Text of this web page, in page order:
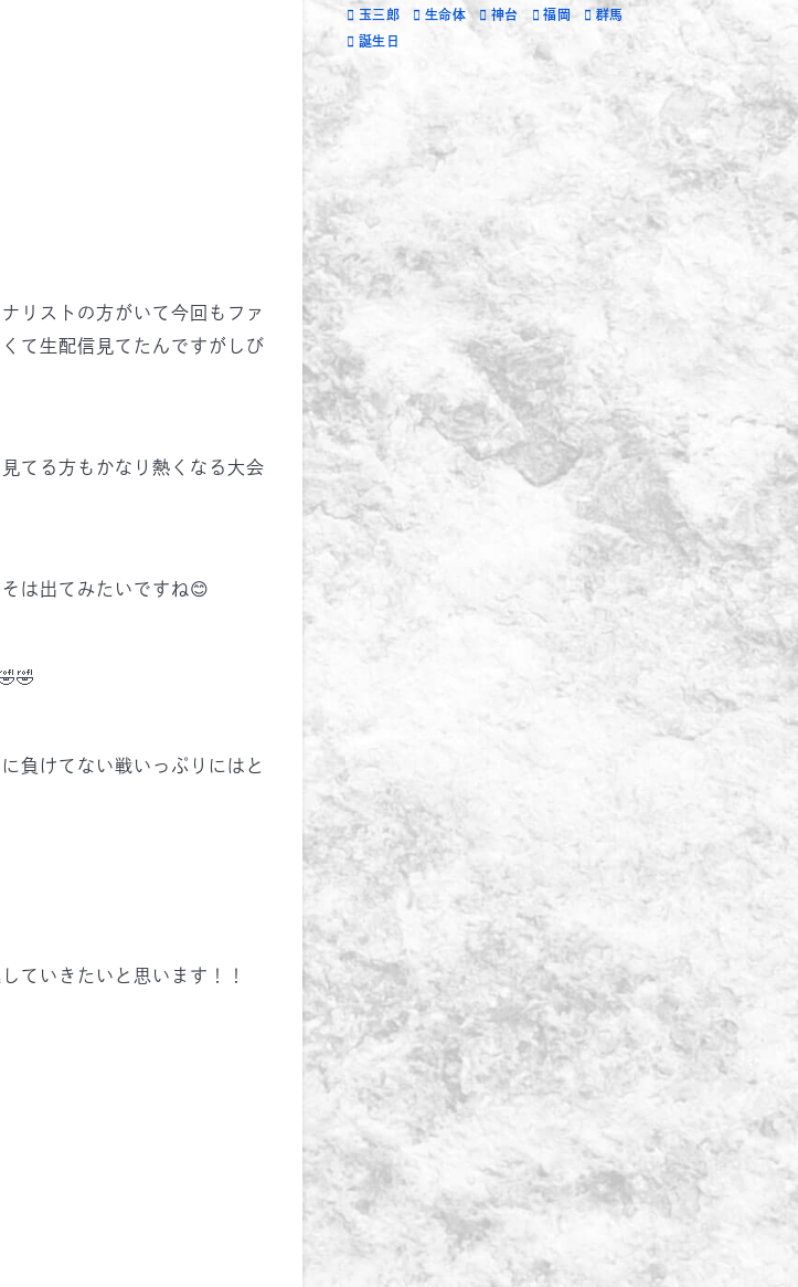
リストの方がいて今回もファ
て生配信見てたんですがしび
てる方もかなり熱くなる大会
は出てみたいですね😊
負けてない戦いっぷりにはと
ていきたいと思います！！
玉三郎
生命体 神台 福岡
群馬
誕生日